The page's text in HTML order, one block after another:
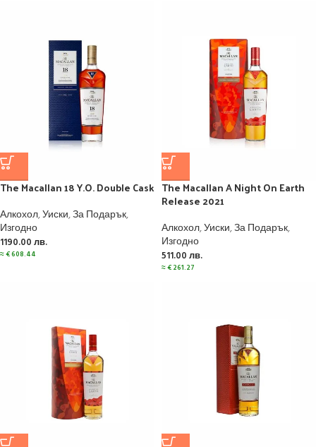
The Macallan 18 Y.O. Double Cask
Алкохол,Уиски,За Подарък,
Изгодно
1190.00 лв.
≈€608.44
The Macallan A Night On Earth
Release 2021
Алкохол,Уиски,За Подарък,
Изгодно
511.00 лв.
≈€261.27